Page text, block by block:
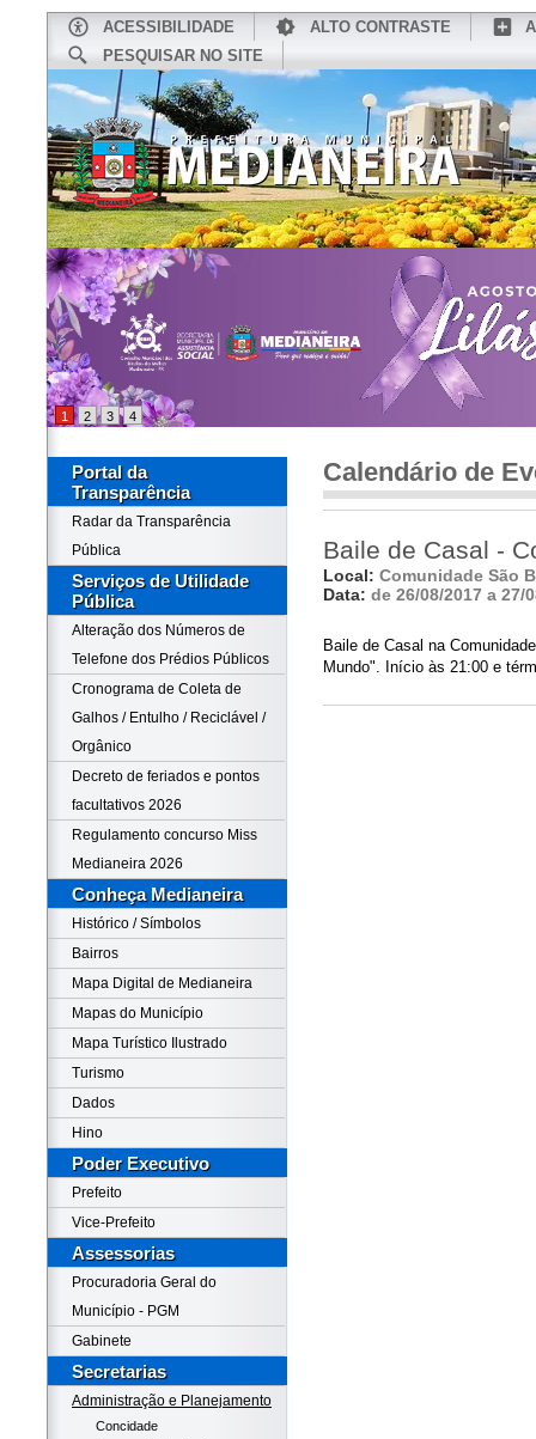
ACESSIBILIDADE ALTO CONTRASTE
PESQUISAR NO SITE
CONHEÇA MEDIANEIRA
1 2 3 4
Portal da
Transparência
Radar da Transparência
Pública
Serviços de Utilidade
Pública
Alteração dos Números de
Telefone dos Prédios Públicos
Cronograma de Coleta de
Galhos / Entulho / Reciclável /
Orgânico
Decreto de feriados e pontos
facultativos 2026
Regulamento concurso Miss
Medianeira 2026
Conheça Medianeira
Histórico / Símbolos
Bairros
Mapa Digital de Medianeira
Mapas do Município
Mapa Turístico Ilustrado
Turismo
Dados
Hino
Poder Executivo
Prefeito
Vice-Prefeito
Assessorias
Procuradoria Geral do
Município - PGM
Gabinete
Secretarias
Administração e Planejamento
Concidade
Calendário de
Baile de Casal -
Local: Comunidade São
Data: de 26/08/2017 a 27/
Baile de Casal na
Mundo". Início às 21:00 e